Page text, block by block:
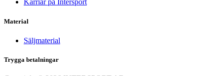
Karriär på Intersport
Material
Säljmaterial
Trygga betalningar